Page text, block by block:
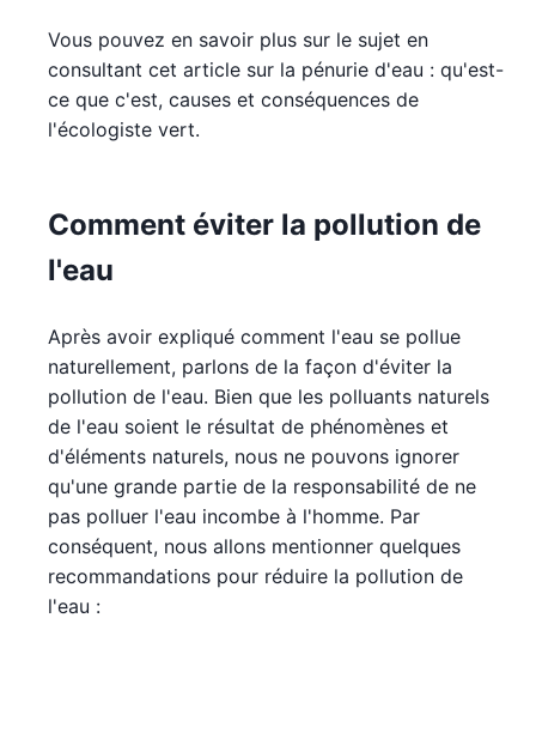
Vous pouvez en savoir plus sur le sujet en
consultant cet article sur la pénurie d'eau : qu'est-
ce que c'est, causes et conséquences de
l'écologiste vert.
Comment éviter la pollution de
l'eau
Après avoir expliqué comment l'eau se pollue
naturellement, parlons de la façon d'éviter la
pollution de l'eau. Bien que les polluants naturels
de l'eau soient le résultat de phénomènes et
d'éléments naturels, nous ne pouvons ignorer
qu'une grande partie de la responsabilité de ne
pas polluer l'eau incombe à l'homme. Par
conséquent, nous allons mentionner quelques
recommandations pour réduire la pollution de
l'eau :